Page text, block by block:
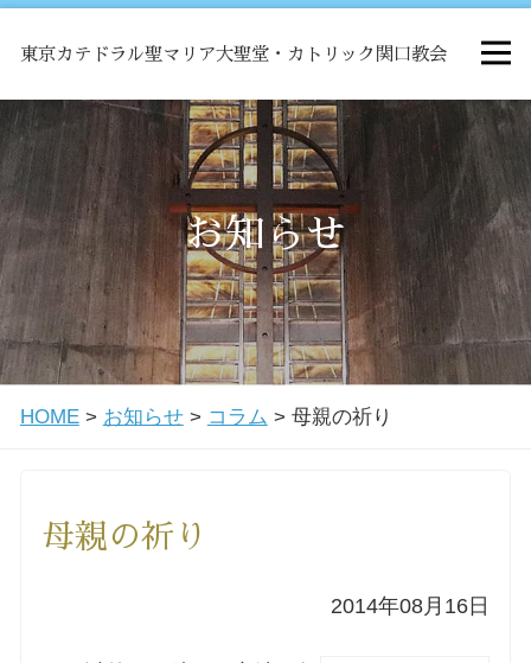
東京カテドラル聖マリア大聖堂・カトリック関口教会
HOME
ミサ
お知らせ
関口教会について
教会学校・中高生会
お知らせ
HOME> お知らせ> コラム > 母親の祈り
母親の祈り
2014年08月16日